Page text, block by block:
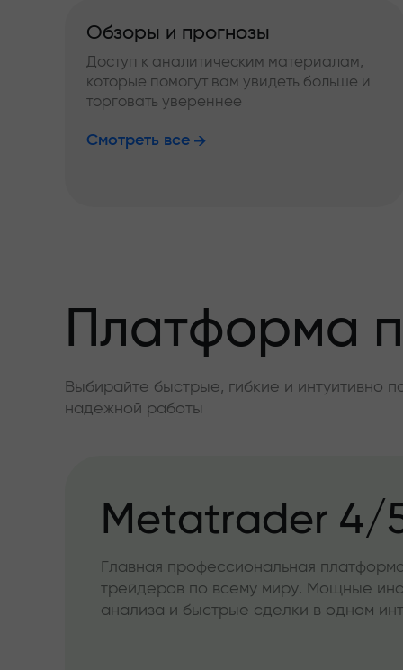
Обзоры и прогнозы
Доступ к аналитическим материалам,
которые помогут вам увидеть больше и
торговать увереннее
Смотреть все
Платформа
Выбирайте быстрые, гибкие и интуитивно
надёжной работы
Metatrader 4/
Главная профессиональная
трейдеров по всему миру. Мощные
анализа и быстрые сделки в одном